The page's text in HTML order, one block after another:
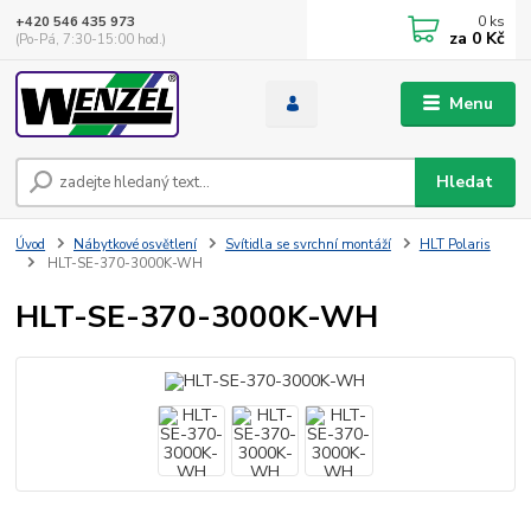
Menu
Hledat
+420 546 435 973
(Po-Pá, 7:30-15:00 hod.)
0 ks
za 0 Kč
Úvod Nábytkové osvětlení Svítidla se svrchní montáží
HLT Polaris
HLT-SE-370-3000K-WH
HLT-SE-370-3000K-WH